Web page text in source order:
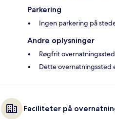
Parkering
Ingen parkering på
Andre oplysninger
Røgfrit overnatningssted
Dette overnatningssted
Faciliteter på